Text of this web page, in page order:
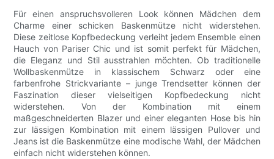
Für einen anspruchsvolleren Look können Mädchen dem
Charme einer schicken Baskenmütze nicht widerstehen.
Diese zeitlose Kopfbedeckung verleiht jedem Ensemble einen
Hauch von Pariser Chic und ist somit perfekt für Mädchen,
die Eleganz und Stil ausstrahlen möchten. Ob traditionelle
Wollbaskenmütze in klassischem Schwarz oder eine
farbenfrohe Strickvariante – junge Trendsetter können der
Faszination dieser vielseitigen Kopfbedeckung nicht
widerstehen. Von der Kombination mit einem
maßgeschneiderten Blazer und einer eleganten Hose bis hin
zur lässigen Kombination mit einem lässigen Pullover und
Jeans ist die Baskenmütze eine modische Wahl, der Mädchen
einfach nicht widerstehen können.